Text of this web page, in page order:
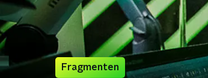
Fragmenten